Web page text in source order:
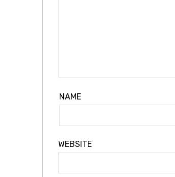
NAME
WEBSITE